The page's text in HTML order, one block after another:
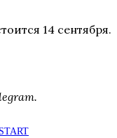
14 сентября.
START